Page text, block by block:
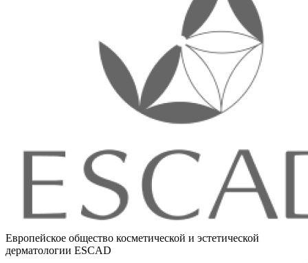
Европейское общество косметической и эстетической
дерматологии ESCAD